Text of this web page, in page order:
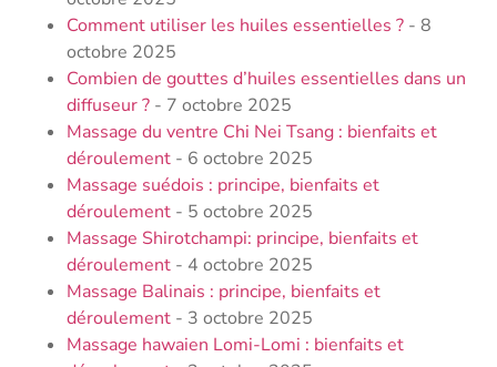
Comment utiliser les huiles essentielles​ ? - 8
octobre 2025
Combien de gouttes d’huiles essentielles dans un
diffuseur ? - 7 octobre 2025
Massage du ventre Chi Nei Tsang : bienfaits et
déroulement - 6 octobre 2025
Massage suédois : principe, bienfaits et
déroulement - 5 octobre 2025
Massage Shirotchampi: principe, bienfaits et
déroulement - 4 octobre 2025
Massage Balinais : principe, bienfaits et
déroulement - 3 octobre 2025
Massage hawaien Lomi-Lomi : bienfaits et